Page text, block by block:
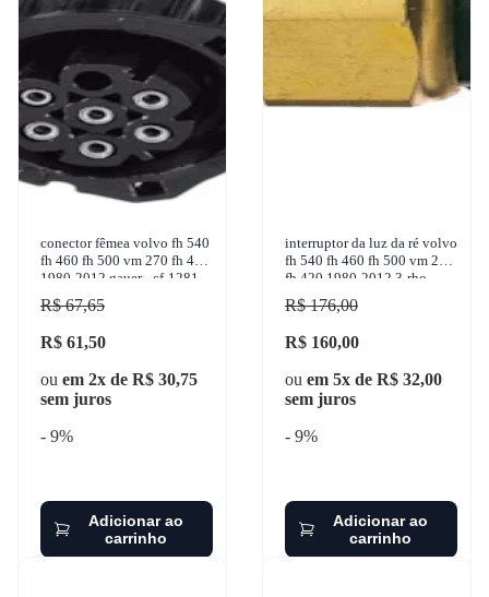
conector fêmea volvo fh 540
fh 460 fh 500 vm 270 fh 420
1980-2012 gauer - cf-1281
R$ 67,65
R$ 61,50
ou em 2x de R$ 30,75
sem juros
- 9%
Adicionar ao
carrinho
interruptor da luz da ré volvo
fh 540 fh 460 fh 500 vm 270
fh 420 1980-2012 3-rho -
4425
R$ 176,00
R$ 160,00
ou em 5x de R$ 32,00
sem juros
- 9%
Adicionar ao
carrinho